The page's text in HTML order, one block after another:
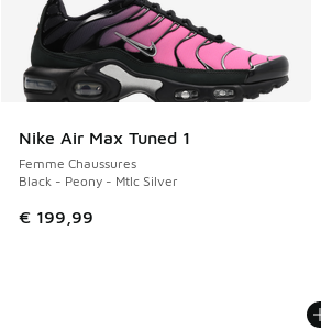
Nike Air Max Tuned 1
Femme Chaussures
Black - Peony - Mtlc Silver
€ 199,99